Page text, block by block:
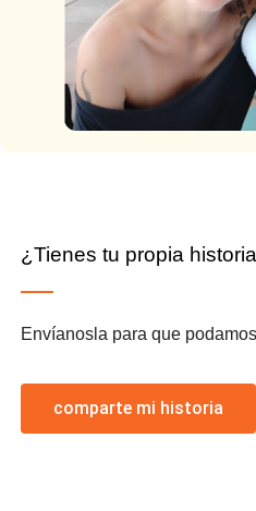
¿Tienes tu propia
Envíanosla para que
comparte mi historia